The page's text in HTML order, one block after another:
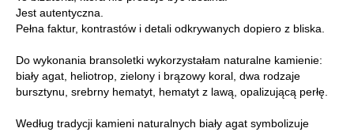
Jest autentyczna.
Pełna faktur, kontrastów i detali odkrywanych dopiero z bliska.
Do wykonania bransoletki wykorzystałam naturalne kamienie:
biały agat, heliotrop, zielony i brązowy koral, dwa rodzaje
bursztynu, srebrny hematyt, hematyt z lawą, opalizującą perłę.
Według tradycji kamieni naturalnych biały agat symbolizuje